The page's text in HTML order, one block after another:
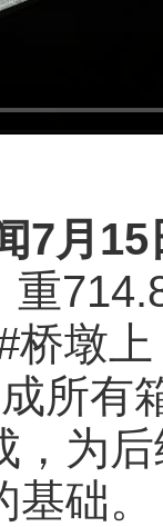
7月15
重
桥墩
所有
，为
础。